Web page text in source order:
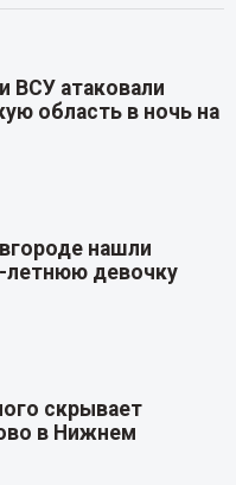
ВСУ атаковали
область в ночь на
нашли
летнюю девочку
скрывает
в Нижнем